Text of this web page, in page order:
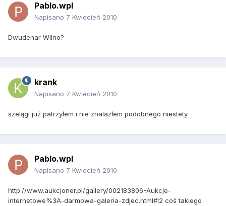
Pablo.wpl
Napisano 7 Kwiecień 2010
Dwudenar Wilno?
krank
Napisano 7 Kwiecień 2010
szelągi już patrzyłem i nie znalazłem podobnego niestety
Pablo.wpl
Napisano 7 Kwiecień 2010
http://www.aukcjoner.pl/gallery/002183806-Aukcje-
internetowe%3A-darmowa-galeria-zdjec.html#I2 coś takiego